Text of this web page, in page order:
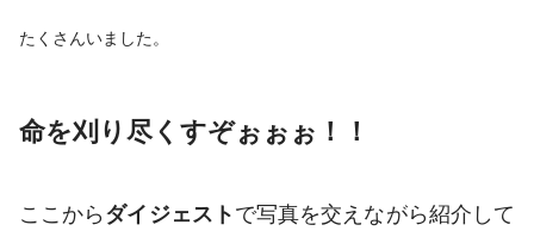
たくさんいました。
命を刈り尽くすぞぉぉぉ！！
ここから ダイジェスト で写真を交えながら紹介して